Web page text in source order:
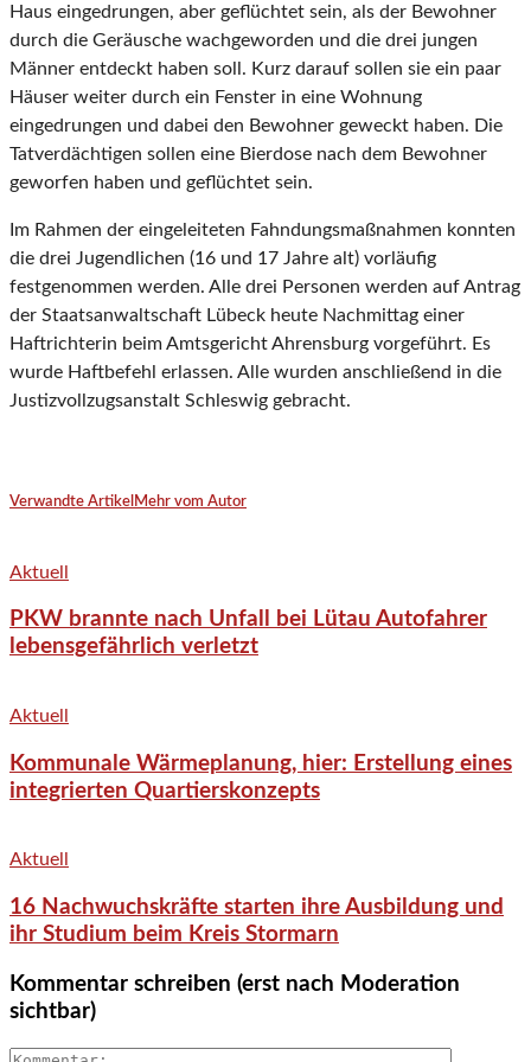
Haus eingedrungen, aber geflüchtet sein, als der Bewohner
durch die Geräusche wachgeworden und die drei jungen
Männer entdeckt haben soll. Kurz darauf sollen sie ein paar
Häuser weiter durch ein Fenster in eine Wohnung
eingedrungen und dabei den Bewohner geweckt haben. Die
Tatverdächtigen sollen eine Bierdose nach dem Bewohner
geworfen haben und geflüchtet sein.
Im Rahmen der eingeleiteten Fahndungsmaßnahmen konnten
die drei Jugendlichen (16 und 17 Jahre alt) vorläufig
festgenommen werden. Alle drei Personen werden auf Antrag
der Staatsanwaltschaft Lübeck heute Nachmittag einer
Haftrichterin beim Amtsgericht Ahrensburg vorgeführt. Es
wurde Haftbefehl erlassen. Alle wurden anschließend in die
Justizvollzugsanstalt Schleswig gebracht.
Verwandte Artikel Mehr vom Autor
Aktuell
PKW brannte nach Unfall bei Lütau Autofahrer
lebensgefährlich verletzt
Aktuell
Kommunale Wärmeplanung, hier: Erstellung eines
integrierten Quartierskonzepts
Aktuell
16 Nachwuchskräfte starten ihre Ausbildung und
ihr Studium beim Kreis Stormarn
Kommentar schreiben (erst nach Moderation
sichtbar)